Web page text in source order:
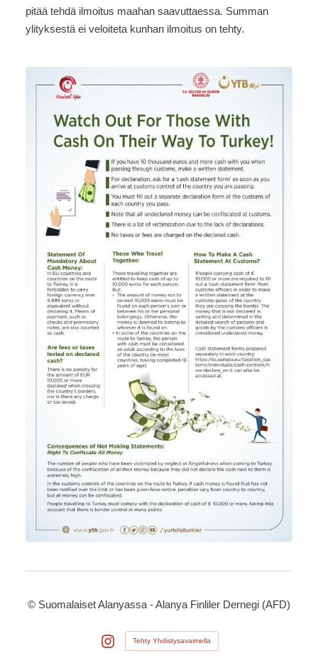
pitää tehdä ilmoitus maahan saavuttaessa. Summan
ylityksestä ei veloiteta kunhan ilmoitus on tehty.
© Suomalaiset Alanyassa - Alanya Finliler Dernegi (AFD)
Tehty Yhdistysavaimella